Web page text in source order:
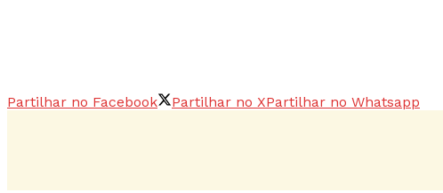
Partilhar no Facebook Partilhar no XPartilhar no Whatsapp